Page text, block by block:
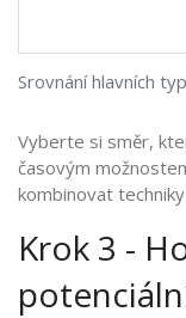
Srovnání hlavních
Vyberte si směr,
časovým
kombinovat
Krok 3 -